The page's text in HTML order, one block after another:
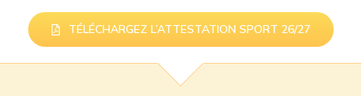
TÉLÉCHARGEZ L’ATTESTATION SPORT 26/27